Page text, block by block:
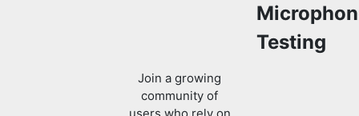
Testing
Join a growing
community of